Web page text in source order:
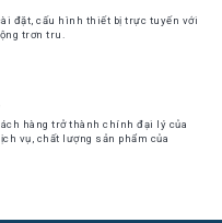
đặt, cấu hình thiết bị trực tuyến với
trơn tru.
hàng trở thành chính đại lý của
vụ, chất lượng sản phẩm của